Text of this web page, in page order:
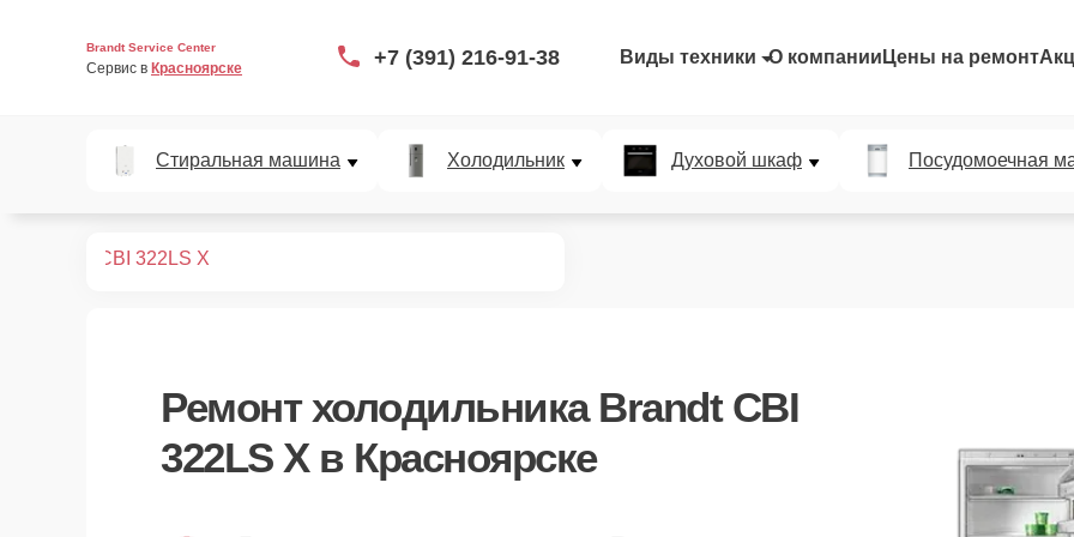
Brandt Service Center
Сервис в Красноярске +7 (391) 216-91-38 Виды техники О компании Цены на ремонт
Стиральная машина Холодильник Духовой шкаф Посудомоечная
CBI 322LS X
Ремонтхолодильника Brandt CBI
322LS Xв Красноярске